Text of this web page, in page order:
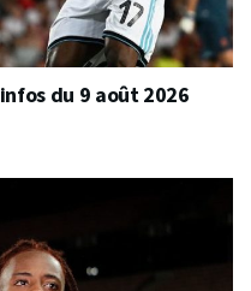
du 9 août 2026